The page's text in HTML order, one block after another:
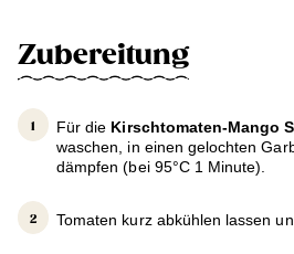
Zubereitung
Für die Kirschtomaten-Mango
waschen, in einen gelochten
dämpfen (bei 95°C 1 Minute).
Tomaten kurz abkühlen lassen